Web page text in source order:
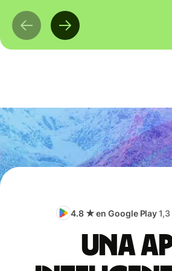
4.8 ★ en Google Play
Una